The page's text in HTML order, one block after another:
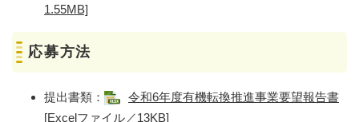
1.55MB]
応募方法
提出書類：
令和6年度有機転換推進事業要望報告書
[Excelファイル／13KB]